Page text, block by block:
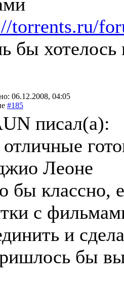
torrents.ru/
бы
06.12.2008, 04:05
#185
писал(a):
Леоне
бы классно,
с
и
бы